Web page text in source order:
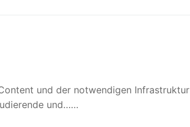
und der notwendigen
und……